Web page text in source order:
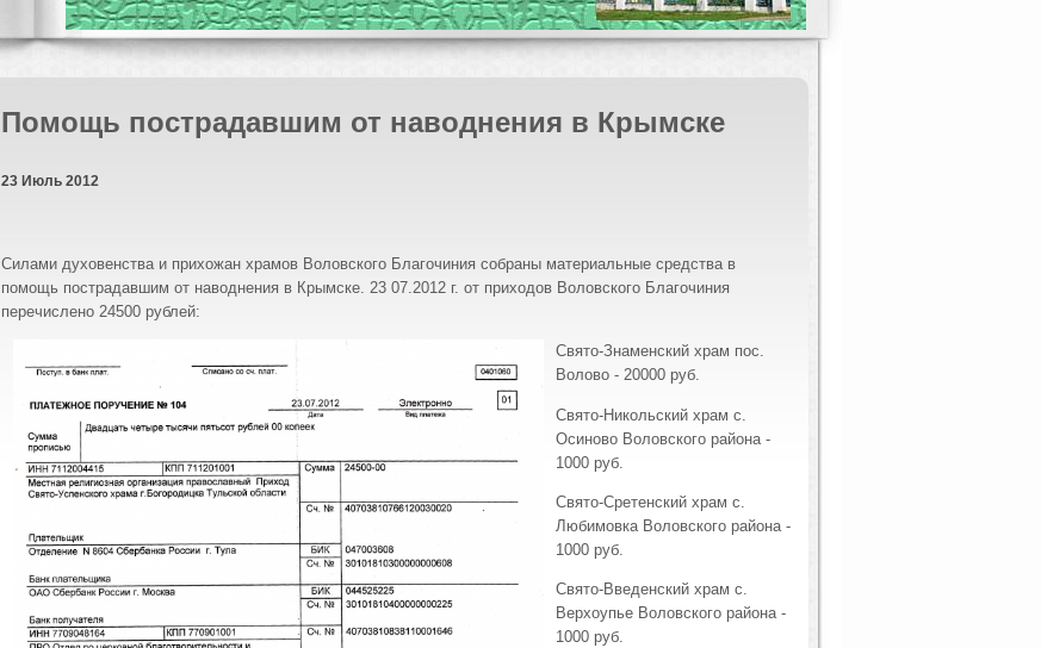
Помощь пострадавшим от наводнения в Крымске
23 Июль 2012
Силами духовенства и прихожан храмов Воловского Благочиния собраны материальные средства в
помощь пострадавшим от наводнения в Крымске. 23 07.2012 г. от приходов Воловского Благочиния
перечислено 24500 рублей:
Свято-Знаменский храм пос.
Волово - 20000 руб.
Свято-Никольский храм с.
Осиново Воловского района -
1000 руб.
Свято-Сретенский храм с.
Любимовка Воловского района -
1000 руб.
Свято-Введенский храм с.
Верхоупье Воловского района -
1000 руб.